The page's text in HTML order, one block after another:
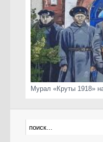
Мурал «Круты 1918»